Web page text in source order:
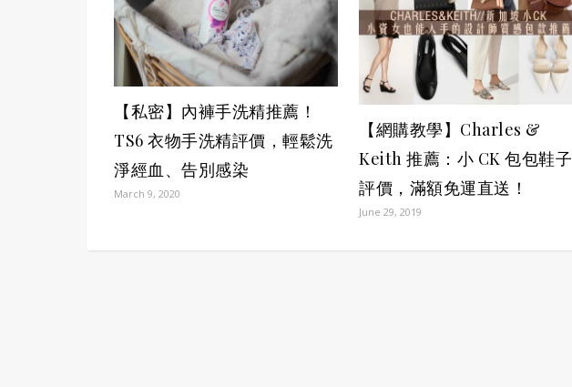
【私密】內褲手洗精推薦！
TS6 衣物手洗精評價，輕鬆洗
淨經血、告別感染
March 9, 2020
【網購教學】Charles &
Keith 推薦：小 CK 包包鞋子
評價，滿額免運直送！
June 29, 2019